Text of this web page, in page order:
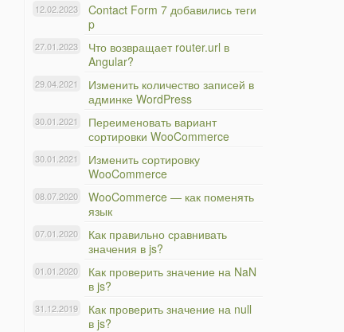
Contact Form 7 добавились теги
p
12.02.2023
Что возвращает router.url в
Angular?
27.01.2023
Изменить количество записей в
админке WordPress
29.04.2021
Переименовать вариант
сортировки WooCommerce
30.01.2021
Изменить сортировку
WooCommerce
30.01.2021
WooCommerce — как поменять
язык
08.07.2020
Как правильно сравнивать
значения в js?
07.01.2020
Как проверить значение на NaN
в js?
01.01.2020
Как проверить значение на null
в js?
31.12.2019